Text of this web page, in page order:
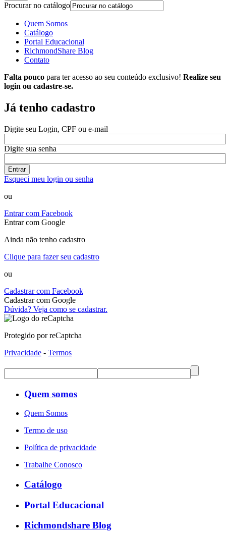
Procurar no catálogo
Quem Somos
Catálogo
Portal Educacional
RichmondShare Blog
Contato
Falta pouco para ter acesso ao seu conteúdo exclusivo! Realize seu
login ou cadastre-se.
Já tenho cadastro
Digite seu Login, CPF ou e-mail
Digite sua senha
Entrar
Esqueci meu login ou senha
ou
Entrar com Facebook
Entrar com Google
Ainda não tenho cadastro
Clique para fazer seu cadastro
ou
Cadastrar com Facebook
Cadastrar com Google
Dúvida? Veja como se cadastrar.
Protegido por reCaptcha
Privacidade - Termos
Quem somos
Quem Somos
Termo de uso
Política de privacidade
Trabalhe Conosco
Catálogo
Portal Educacional
Richmondshare Blog